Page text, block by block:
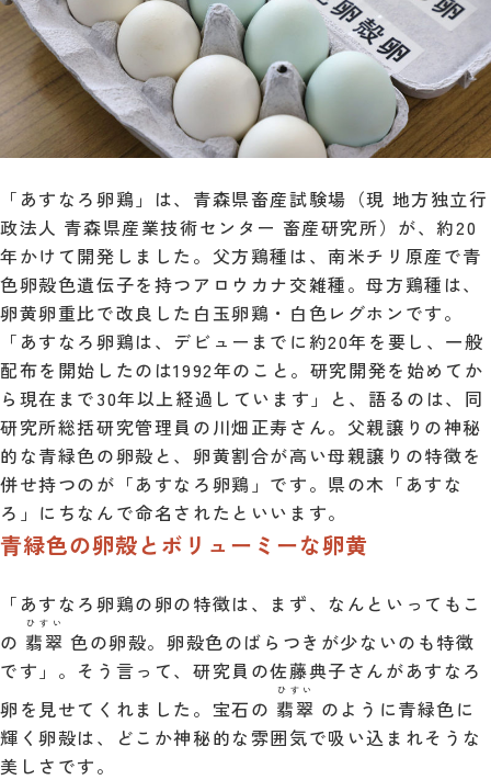
「あすなろ卵鶏」は、青森県畜産試験場（現 地方独立行
政法人 青森県産業技術センター 畜産研究所）が、約20
年かけて開発しました。父方鶏種は、南米チリ原産で青
色卵殻色遺伝子を持つアロウカナ交雑種。母方鶏種は、
卵黄卵重比で改良した白玉卵鶏・白色レグホンです。
「あすなろ卵鶏は、デビューまでに約20年を要し、一般
配布を開始したのは1992年のこと。研究開発を始めてか
ら現在まで30年以上経過しています」と、語るのは、同
研究所総括研究管理員の川畑正寿さん。父親譲りの神秘
的な青緑色の卵殻と、卵黄割合が高い母親譲りの特徴を
併せ持つのが「あすなろ卵鶏」です。県の木「あすな
ろ」にちなんで命名されたといいます。
青緑色の卵殻とボリューミーな卵黄
「あすなろ卵鶏の卵の特徴は、まず、なんといってもこ
の 翡翠
ひすい
色の卵殻。卵殻色のばらつきが少ないのも特徴
です」。そう言って、研究員の佐藤典子さんがあすなろ
卵を見せてくれました。宝石の 翡翠
ひすい
のように青緑色に
輝く卵殻は、どこか神秘的な雰囲気で吸い込まれそうな
美しさです。